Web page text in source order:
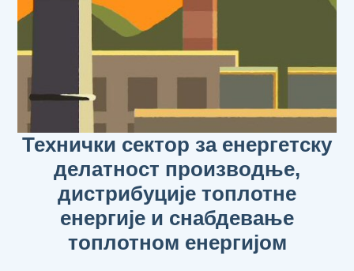
Технички сектор за енергетску
делатност производње,
дистрибуције топлотне
енергије и снабдевање
топлотном енергијом